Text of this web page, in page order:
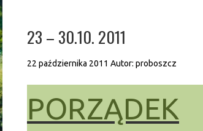
23 – 30.10. 2011
22 października 2011 Autor: proboszcz
PORZĄDEK